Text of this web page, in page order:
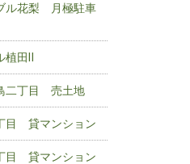
ル花梨 月極駐車
田Ⅱ
二丁目 売土地
目 貸マンション
目 貸マンション